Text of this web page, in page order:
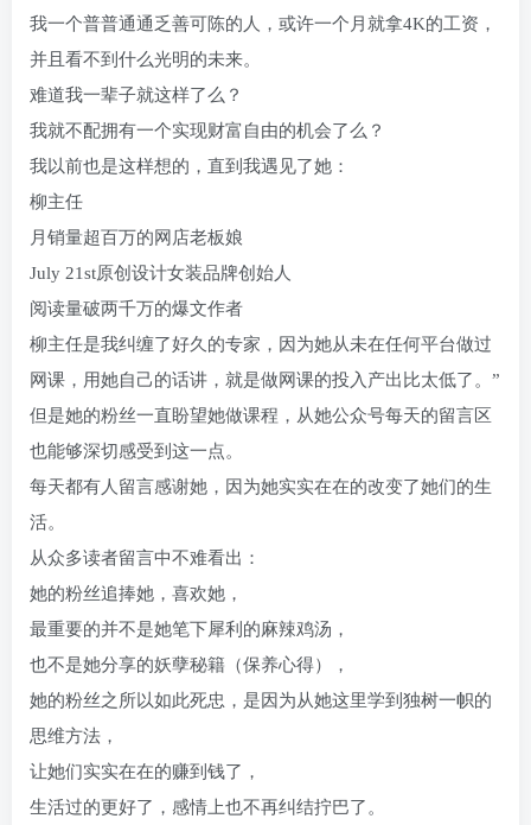
我一个普普通通乏善可陈的人，或许一个月就拿4K的工资，
并且看不到什么光明的未来。
难道我一辈子就这样了么？
我就不配拥有一个实现财富自由的机会了么？
我以前也是这样想的，直到我遇见了她：
柳主任
月销量超百万的网店老板娘
July 21st原创设计女装品牌创始人
阅读量破两千万的爆文作者
柳主任是我纠缠了好久的专家，因为她从未在任何平台做过
网课，用她自己的话讲，就是做网课的投入产出比太低了。”
但是她的粉丝一直盼望她做课程，从她公众号每天的留言区
也能够深切感受到这一点。
每天都有人留言感谢她，因为她实实在在的改变了她们的生
活。
从众多读者留言中不难看出：
她的粉丝追捧她，喜欢她，
最重要的并不是她笔下犀利的麻辣鸡汤，
也不是她分享的妖孽秘籍（保养心得），
她的粉丝之所以如此死忠，是因为从她这里学到独树一帜的
思维方法，
让她们实实在在的赚到钱了，
生活过的更好了，感情上也不再纠结拧巴了。